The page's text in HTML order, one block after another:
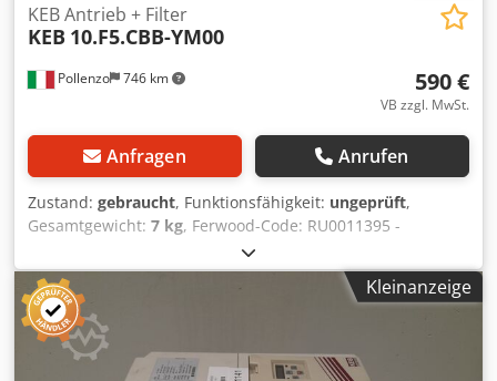
Pollenzo 746 km
KEB Antrieb + Filter
KEB 10.F5.CBB-YM00
590 €
VB zzgl. MwSt.
Anfragen Anrufen
Zustand: gebraucht, Funktionsfähigkeit: ungeprüft,
Gesamtgewicht: 7 kg, Ferwood-Code: RU0011395 -
Hersteller-Code: 10.F5.CBB-YM00 - Zustand: Gebraucht -
Funktion: Nicht geprüft - Kompatible Maschine: - Bei
Interesse bieten wir einen Überholungsservice an,
kontaktieren Sie uns. 7 kg - 46x39x27 Dcsdpfxjyk D Dgo
Akaek
Kleinanzeige